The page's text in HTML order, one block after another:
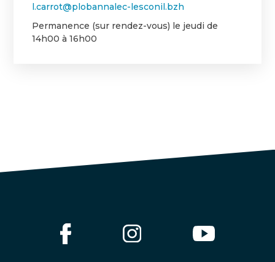
l.carrot@plobannalec-lesconil.bzh
Permanence (sur rendez-vous) le jeudi de
14h00 à 16h00